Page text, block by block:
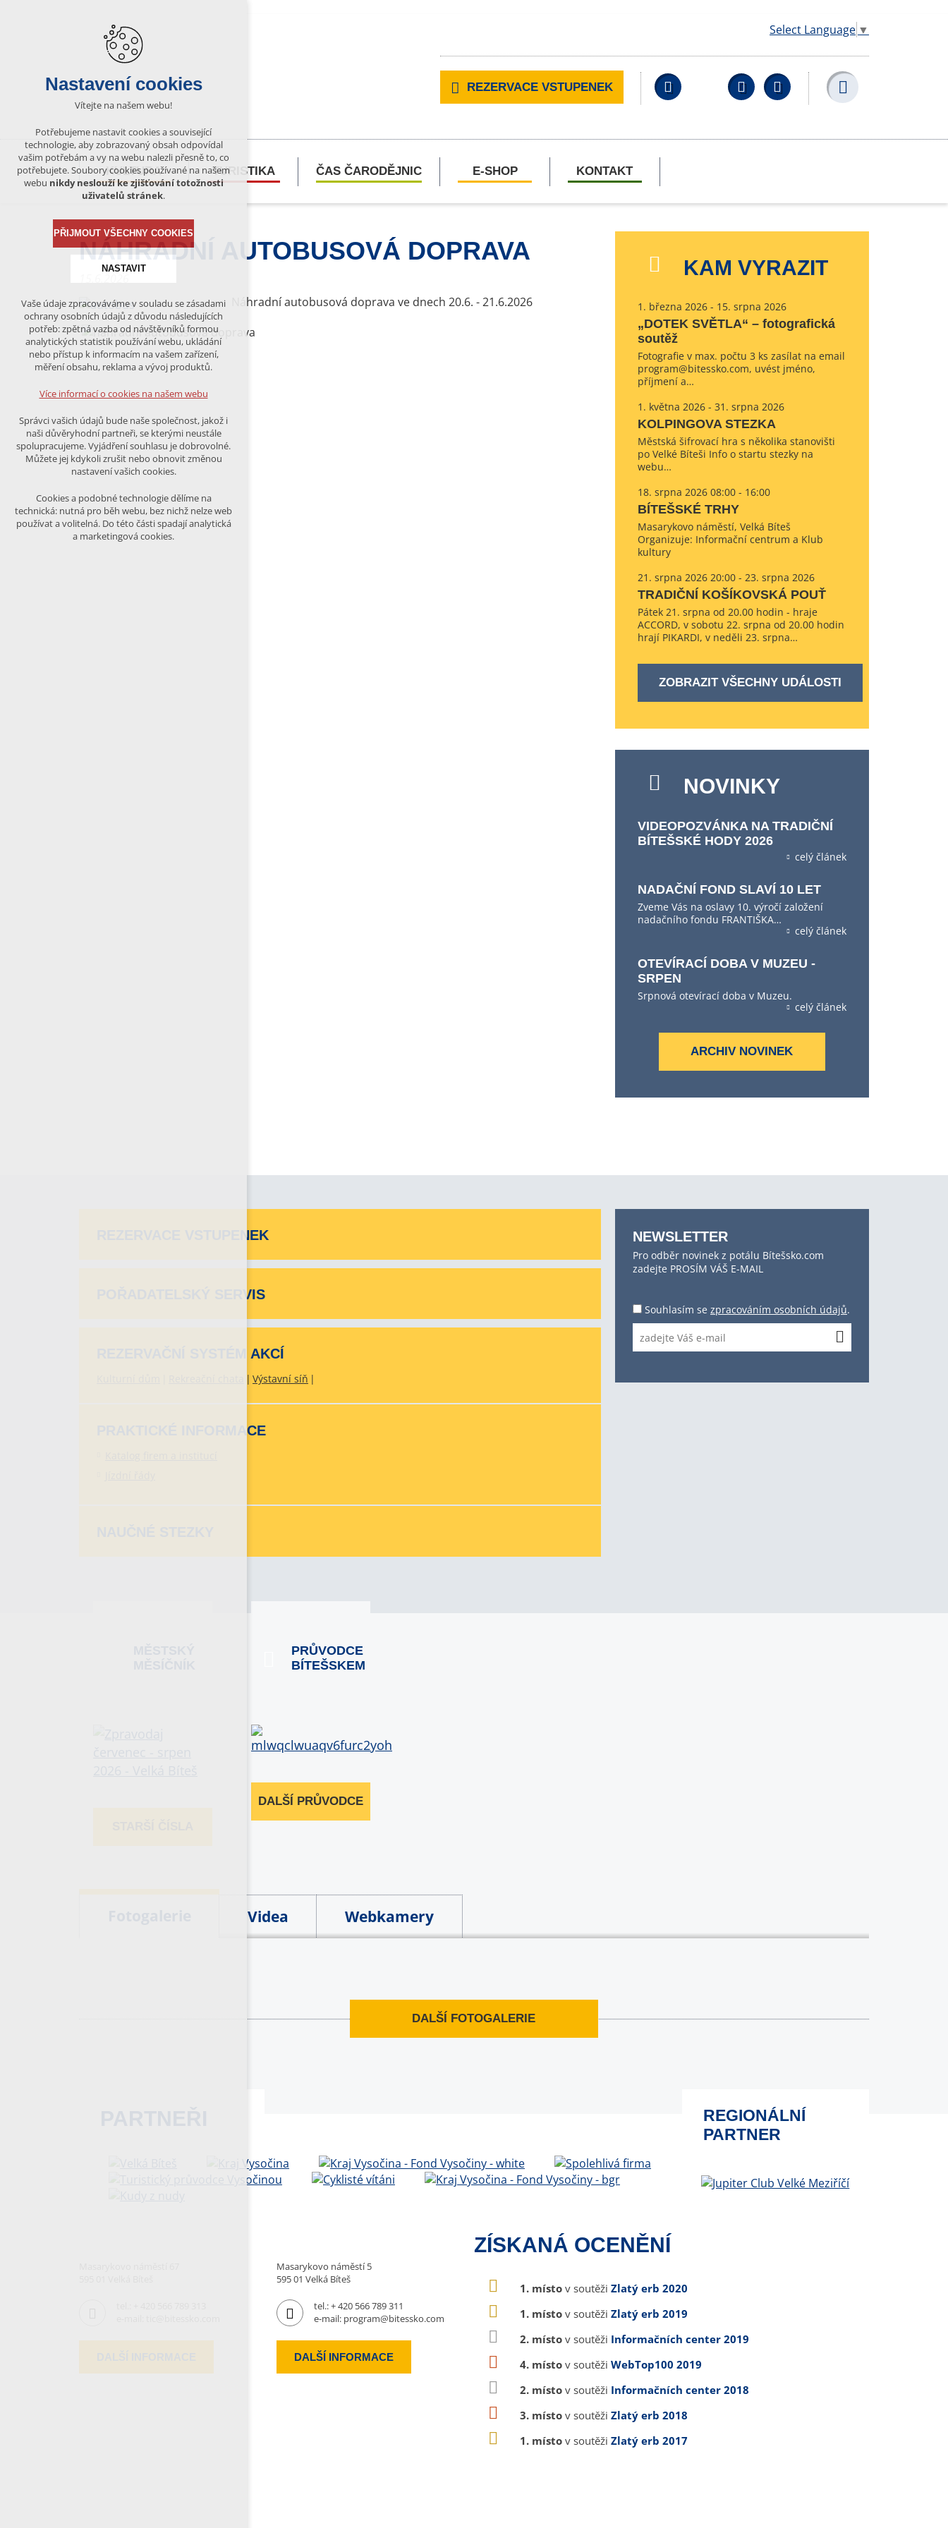
Select Language ▼
REZERVACE VSTUPENEK Facebook YouTubeWikipedia
KULTURA TURISTIKA ČAS ČARODĚJNIC E-SHOP KONTAKT
NÁHRADNÍ AUTOBUSOVÁ DOPRAVA
Náhradní autobusová doprava ve dnech 20.6. - 21.6.2026
KAM VYRAZIT
1. března 2026 - 15. srpna 2026
„DOTEK SVĚTLA“ – fotografická
soutěž
Fotografie v max. počtu 3 ks zasílat na email
program@bitessko.com, uvést jméno,
příjmení a…
1. května 2026 - 31. srpna 2026
KOLPINGOVA STEZKA
Městská šifrovací hra s několika stanovišti
po Velké Bíteši Info o startu stezky na
webu…
18. srpna 2026 08:00 - 16:00
BÍTEŠSKÉ TRHY
Masarykovo náměstí, Velká Bíteš
Organizuje: Informační centrum a Klub
kultury
21. srpna 2026 20:00 - 23. srpna 2026
TRADIČNÍ KOŠÍKOVSKÁ POUŤ
Pátek 21. srpna od 20.00 hodin - hraje
ACCORD, v sobotu 22. srpna od 20.00 hodin
hrají PIKARDI, v neděli 23. srpna…
ZOBRAZIT VŠECHNY UDÁLOSTI
NOVINKY
VIDEOPOZVÁNKA NA TRADIČNÍ
BÍTEŠSKÉ HODY 2026
celý článek
NADAČNÍ FOND SLAVÍ 10 LET
Zveme Vás na oslavy 10. výročí založení
nadačního fondu FRANTIŠKA…
celý článek
OTEVÍRACÍ DOBA V MUZEU -
SRPEN
Srpnová otevírací doba v Muzeu.
celý článek
ARCHIV NOVINEK
REZERVACE VSTUPENEK
POŘADATELSKÝ SERVIS
REZERVAČNÍ SYSTÉM AKCÍ
Výstavní síň
PRAKTICKÉ INFORMACE
NEWSLETTER
Pro odběr novinek z potálu Bítešsko.com
zadejte PROSÍM VÁŠ E-MAIL
Souhlasím se zpracováním osobních údajů.
PRŮVODCE
BÍTEŠSKEM
DALŠÍ PRŮVODCE
Videa Webkamery
DALŠÍ FOTOGALERIE
REGIONÁLNÍ
PARTNER
Masarykovo náměstí 5
595 01 Velká Bíteš
tel.:+ 420 566 789 311
e-mail: program@bitessko.com
DALŠÍ INFORMACE
ZÍSKANÁ OCENĚNÍ
1. místo v soutěži Zlatý erb 2020
1. místo v soutěži Zlatý erb 2019
2. místo v soutěži Informačních center 2019
4. místo v soutěži WebTop100 2019
2. místo v soutěži Informačních center 2018
3. místo v soutěži Zlatý erb 2018
1. místo v soutěži Zlatý erb 2017
Nastavení cookies
Vítejte na našem webu!
Potřebujeme nastavit cookies a související
technologie, aby zobrazovaný obsah odpovídal
vašim potřebám a vy na webu nalezli přesně to, co
potřebujete. Soubory cookies používané na našem
webu nikdy neslouží ke zjišťování totožnosti
uživatelů stránek.
PŘIJMOUT VŠECHNY COOKIES
NASTAVIT
Technická cookies
nutná pro provozování webu
udržení kontextu stránek (session):
případná přihlášení, volby jazyka, apod.
analytická pro anonymizované
vyhodnocení návštěvnosti
marketingová cookies (Google)
Více informací o cookies na našem webu
ODMÍTNOUT VŠE
Vaše údaje zpracováváme v souladu se zásadami
ochrany osobních údajů z důvodu následujících
potřeb: zpětná vazba od návštěvníků formou
analytických statistik používání webu, ukládání
nebo přístup k informacím na vašem zařízení,
měření obsahu, reklama a vývoj produktů.
Více informací o cookies na našem webu
Správci vašich údajů bude naše společnost, jakož i
naši důvěryhodní partneři, se kterými neustále
spolupracujeme. Vyjádření souhlasu je dobrovolné.
Můžete jej kdykoli zrušit nebo obnovit změnou
nastavení vašich cookies.
Cookies a podobné technologie dělíme na
technická: nutná pro běh webu, bez nichž nelze web
používat a volitelná. Do této části spadají analytická
a marketingová cookies.